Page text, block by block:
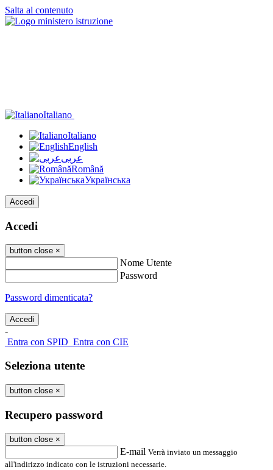
Salta al contenuto
Italiano
Italiano
English
عربى
Română
Українська
Accedi
Accedi
button close ×
Nome Utente
Password
Password dimenticata?
-
Entra con SPID Entra con CIE
Seleziona utente
button close ×
Recupero password
button close ×
E-mail Verrà inviato un messaggio
all'indirizzo indicato con le istruzioni necessarie.